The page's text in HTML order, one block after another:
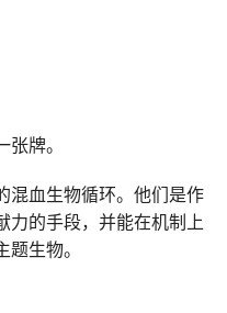
牌。
混血生物循环。他们是作
力的手段，并能在机制上
生物。